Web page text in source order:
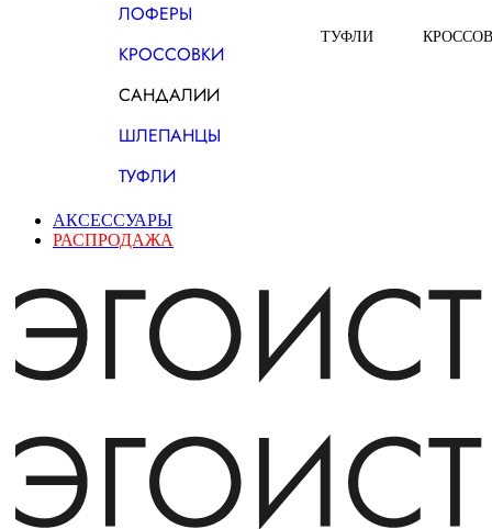
ЛОФЕРЫ
КРОССОВКИ
САНДАЛИИ
ШЛЕПАНЦЫ
ТУФЛИ
ТУФЛИ
АКСЕССУАРЫ
РАСПРОДАЖА